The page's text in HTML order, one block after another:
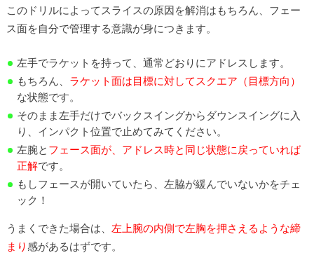
このドリルによってスライスの原因を解消はもちろん、フェー
ス面を自分で管理する意識が身につきます。
左手でラケットを持って、通常どおりにアドレスします。
もちろん、 ラケット面は目標に対してスクエア（目標方向）
な状態です。
そのまま左手だけでバックスイングからダウンスイングに入
り、インパクト位置で止めてみてください。
左腕と フェース面が、アドレス時と同じ状態に戻っていれば
正解です。
もしフェースが開いていたら、左脇が緩んでいないかをチェ
ック！
うまくできた場合は、 左上腕の内側で左胸を押さえるような締
まり感があるはずです。